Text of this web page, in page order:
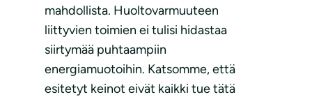
mahdollista. Huoltovarmuuteen
liittyvien toimien ei tulisi hidastaa
siirtymää puhtaampiin
energiamuotoihin. Katsomme, että
esitetyt keinot eivät kaikki tue tätä